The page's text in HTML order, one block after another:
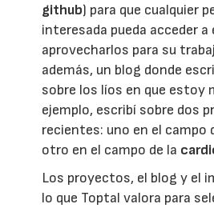
github) para que cualquier
interesada pueda acceder a
aprovecharlos para su
además, un blog donde
sobre los líos en que estoy
ejemplo, escribí sobre dos
recientes: uno en el campo
otro en el campo de la
Los proyectos, el blog y el
lo que Toptal valora para